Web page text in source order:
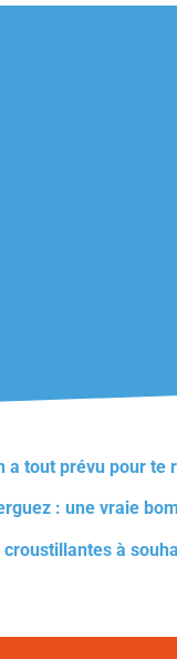
a tout prévu pour te
: une vraie
à